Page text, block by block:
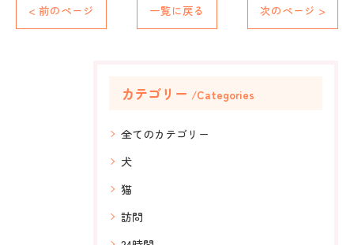
< 前のページ 一覧に戻る 次のページ >
カテゴリー Categories
全てのカテゴリー
犬
猫
訪問